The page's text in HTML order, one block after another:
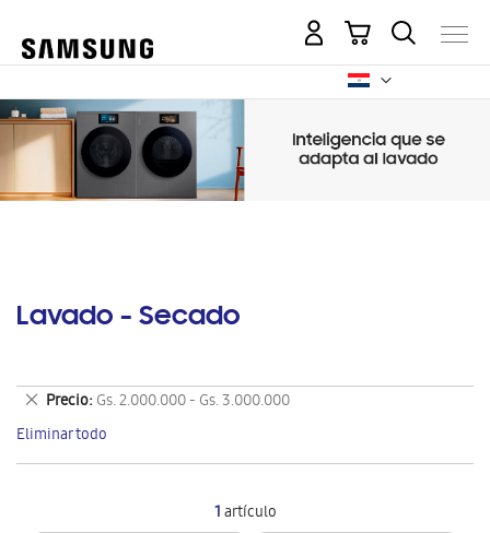
Mi carrito
Lavado - Secado
1artículo
Precio Gs. 2.000.000 - Gs. 3.000.000
Eliminar
este
artículo
Eliminar todo